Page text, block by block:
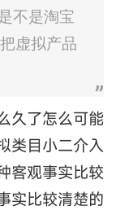
不是淘宝
虚拟产品
久了怎么可能
类目小二介入
客观事实比较
实比较清楚的